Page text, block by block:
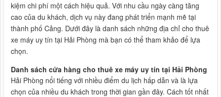
kiệm chi phí một cách hiệu quả. Với nhu cầu ngày càng tăng
cao của du khách, dịch vụ này đang phát triển mạnh mẽ tại
thành phố Cảng. Dưới đây là danh sách những địa chỉ cho thuê
xe máy uy tín tại Hải Phòng mà bạn có thể tham khảo để lựa
chọn.
Danh sách cửa hàng cho thuê xe máy uy tín tại Hải Phòng
Hải Phòng nổi tiếng với nhiều điểm du lịch hấp dẫn và là lựa
chọn của nhiều du khách trong thời gian gần đây. Cách tốt nhất